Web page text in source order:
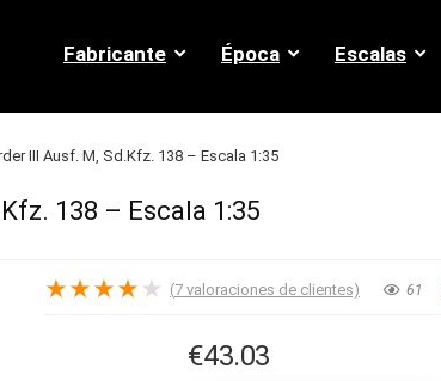
Fabricante Época Escalas
III Ausf. M, Sd.Kfz. 138 – Escala 1:35
138 – Escala 1:35
★★★★ ★ (7valoraciones de clientes) 61
€43.03